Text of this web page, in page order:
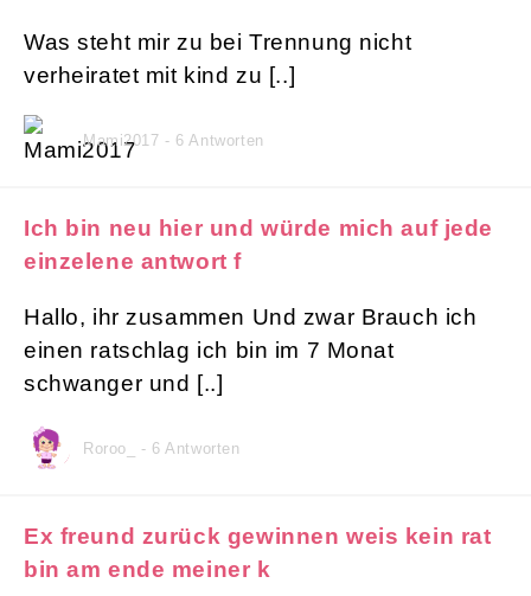
Was steht mir zu bei Trennung nicht
verheiratet mit kind zu [..]
Mami2017 - 6 Antworten
Ich bin neu hier und würde mich auf jede
einzelene antwort f
Hallo, ihr zusammen Und zwar Brauch ich
einen ratschlag ich bin im 7 Monat
schwanger und [..]
Roroo_ - 6 Antworten
Ex freund zurück gewinnen weis kein rat
bin am ende meiner k